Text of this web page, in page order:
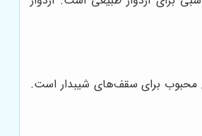
محبوب برای سقف‌های شیبدار است.